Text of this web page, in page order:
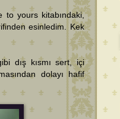
to yours kitabındaki,
esinledim. Kek
dış kısmı sert, içi
dolayı hafif